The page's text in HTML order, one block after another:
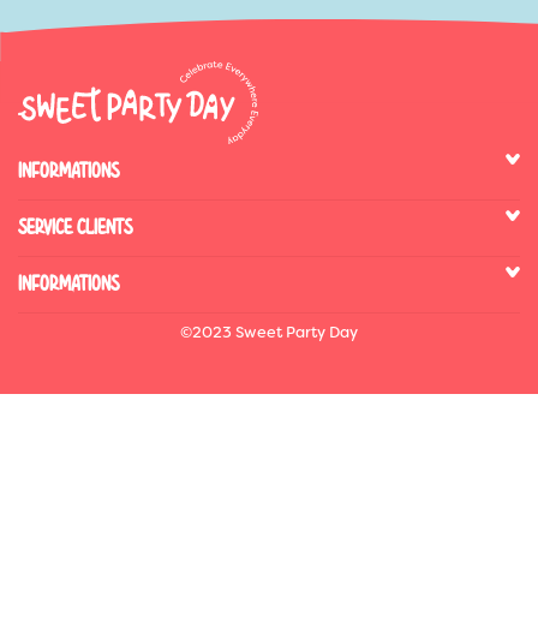
INFORMATIONS
SERVICE CLIENTS
INFORMATIONS
©2023 Sweet Party Day